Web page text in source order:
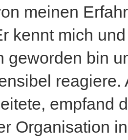
meinen
kennt mich
geworden bin
empfand
Organisation